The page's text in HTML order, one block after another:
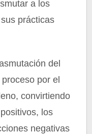
a los
prácticas
del
por el
convirtiendo
los
negativas